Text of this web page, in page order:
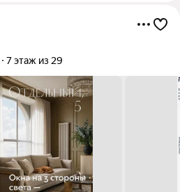
7 этаж из 29